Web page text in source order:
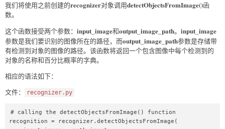
我们将使用之前创建的recognizer对象调用detectObjectsFromImage()函
数。
这个函数接受两个参数： input_image和output_image_path。 input_image
参数是我们要识别的图像所在的路径，而output_image_path参数是存储带
有检测到对象的图像的路径。该函数将返回一个包含图像中每个检测到的
对象的名称和百分比概率的字典。
相应的语法如下：
文件：
recognizer.py
# calling the detectObjectsFromImage() function
recognition = recognizer.detectObjectsFromImage(